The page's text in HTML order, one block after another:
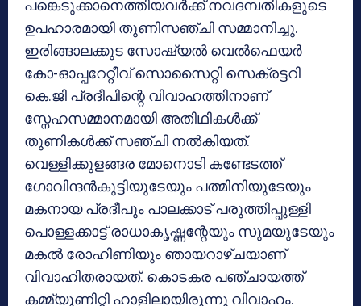
പങ്കെടുക്കാനെത്തിയവര്‍ക്ക് നവദമ്പതികളുടെ
ഉപഹാരമായി തുണിസഞ്ചി സമ്മാനിച്ചു.
ഇരിങ്ങാലക്കുട സോഷ്യല്‍ വെല്‍ഫെയര്‍
കോ-ഓപ്പറേറ്റീവ് സൊസൈറ്റി സെക്രട്ടറി
കെ.ജി പ്രദീപിന്റെ വിവാഹത്തിനാണ്
സ്നേഹസമ്മാനമായി അതിഥികള്‍ക്ക്
തുണികള്‍ക്ക് സഞ്ചി നല്‍കിയത്.
വെള്ളിക്കുളങ്ങര മോനൊടി കണ്ടേടത്ത്
ഗോവിന്ദന്‍കുട്ടിയുടേയും പത്മിനിയുടേയും
മകനായ പ്രദീപും പാലക്കാട് പരുത്തിപ്പുള്ളി
പൊള്ളക്കാട്ട് രാധാകൃഷ്ണന്റേയും സുമയുടേയും
മകല്‍ രോഹിണിയും ഞായറാഴ്ചയാണ്
വിവാഹിതരായത്. കൊടകര പഞ്ചായത്ത്
കമ്മ്യൂണിറ്റി ഹാളിലായിരുന്നു വിവാഹം.